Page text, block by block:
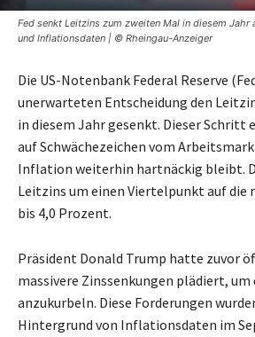
Fed senkt Leitzins zum zweiten Mal in diesem
und Inflationsdaten | © Rheingau-Anzeiger
Die US-Notenbank Federal Reserve
unerwarteten Entscheidung den
in diesem Jahr gesenkt. Dieser
auf Schwächezeichen vom
Inflation weiterhin hartnäckig bleibt.
Leitzins um einen Viertelpunkt auf die
bis 4,0 Prozent.
Präsident Donald Trump hatte zuvor
massivere Zinssenkungen plädiert,
anzukurbeln. Diese Forderungen
Hintergrund von Inflationsdaten im